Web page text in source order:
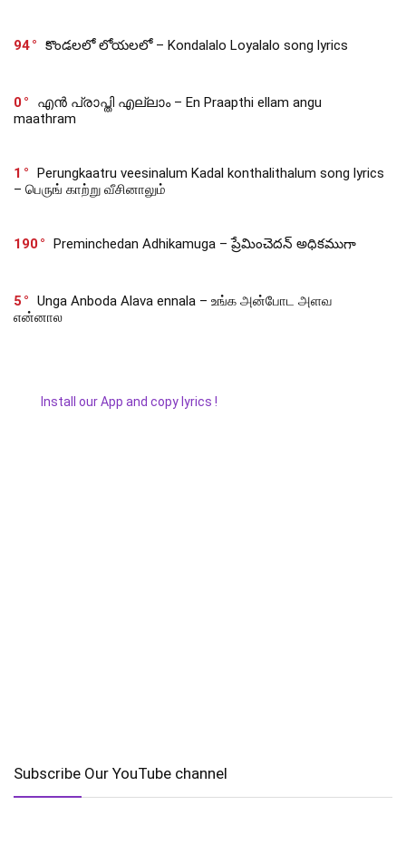
94 కొండలలో లోయలలో – Kondalalo Loyalalo song lyrics
0
എൻ പ്രാപ്തി എല്ലാം – En Praapthi ellam angu
maathram
1
Perungkaatru veesinalum Kadal konthalithalum song lyrics
– பெருங் காற்று வீசினாலும்
190 Preminchedan Adhikamuga – ప్రేమించెదన్ అధికముగా
5
Unga Anboda Alava ennala – உங்க அன்போட அளவ
என்னால
Install our App and copy lyrics !
Subscribe Our YouTube channel